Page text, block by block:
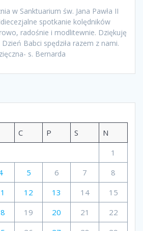
w Sanktuarium św. Jana Pawła II
spotkanie kolędników
radośnie i modlitewnie. Dziękuję
Dzień Babci spędziła razem z nami.
s. Bernarda
C P S
N
1
5 6 7
8
12 13 14
15
19 20 21
22